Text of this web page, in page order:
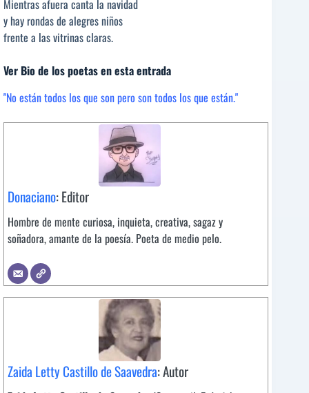
Mientras afuera canta la navidad
y hay rondas de alegres niños
frente a las vitrinas claras.
Ver Bio de los poetas en esta entrada
"No están todos los que son pero son todos los que están."
Donaciano: Editor
Hombre de mente curiosa, inquieta, creativa, sagaz y
soñadora, amante de la poesía. Poeta de medio pelo.
Zaida Letty Castillo de Saavedra: Autor